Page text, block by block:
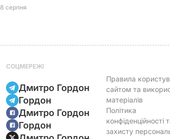
8 серпня, 23.55
СОЦМЕРЕЖІ
Дмитро Гордон
Гордон
Дмитро Гордон
Гордон
Правила
сайтом та
матеріалів
Політика
конфіденційності
захисту